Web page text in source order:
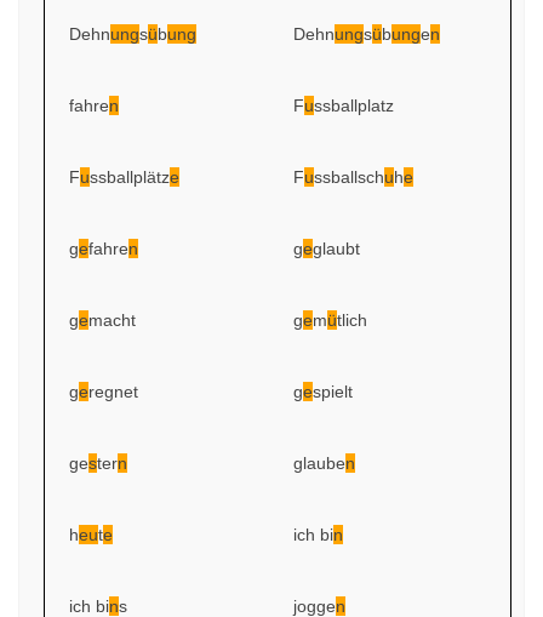
Dehnungsübung Dehnungsübungen
fahren Fussballplatz
Fussballplätze Fussballschuhe
gefahren geglaubt
gemacht gemütlich
geregnet gespielt
gestern glauben
heute ich bin
ich bins joggen